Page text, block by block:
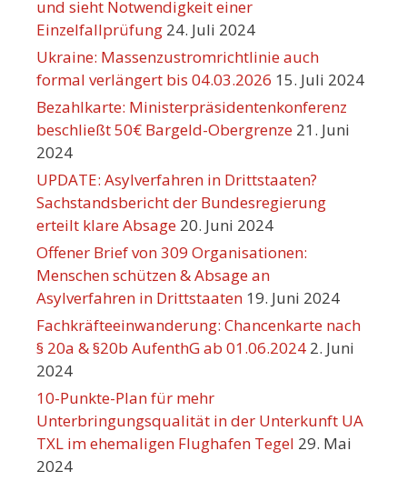
und sieht Notwendigkeit einer
Einzelfallprüfung 24. Juli 2024
Ukraine: Massenzustromrichtlinie auch
formal verlängert bis 04.03.2026 15. Juli 2024
Bezahlkarte: Ministerpräsidentenkonferenz
beschließt 50€ Bargeld-Obergrenze 21. Juni
2024
UPDATE: Asylverfahren in Drittstaaten?
Sachstandsbericht der Bundesregierung
erteilt klare Absage 20. Juni 2024
Offener Brief von 309 Organisationen:
Menschen schützen & Absage an
Asylverfahren in Drittstaaten 19. Juni 2024
Fachkräfteeinwanderung: Chancenkarte nach
§ 20a & §20b AufenthG ab 01.06.2024 2. Juni
2024
10-Punkte-Plan für mehr
Unterbringungsqualität in der Unterkunft UA
TXL im ehemaligen Flughafen Tegel 29. Mai
2024